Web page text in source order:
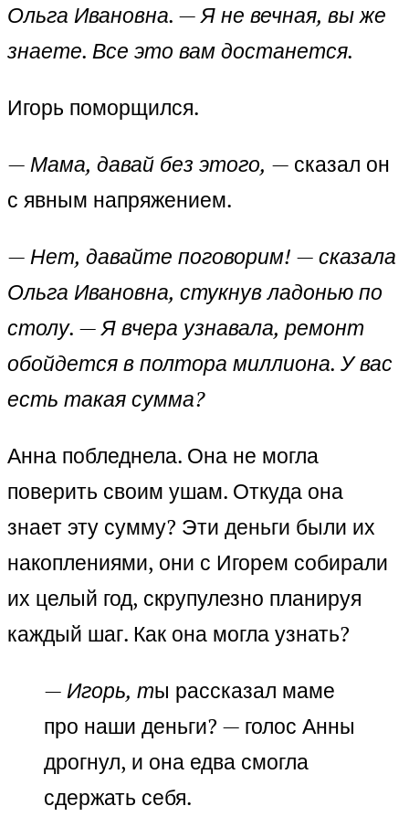
Ольга Ивановна. — Я не вечная, вы же
знаете. Все это вам достанется.
Игорь поморщился.
— Мама, давай без этого, — сказал он
с явным напряжением.
— Нет, давайте поговорим! — сказала
Ольга Ивановна, стукнув ладонью по
столу. — Я вчера узнавала, ремонт
обойдется в полтора миллиона. У вас
есть такая сумма?
Анна побледнела. Она не могла
поверить своим ушам. Откуда она
знает эту сумму? Эти деньги были их
накоплениями, они с Игорем собирали
их целый год, скрупулезно планируя
каждый шаг. Как она могла узнать?
— Игорь, ты рассказал маме
про наши деньги? — голос Анны
дрогнул, и она едва смогла
сдержать себя.